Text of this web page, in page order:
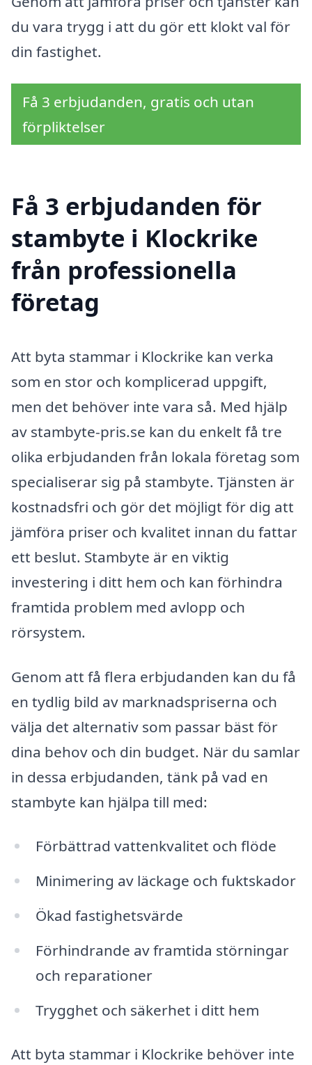
du vara trygg i att du gör ett klokt val för
din fastighet.
Få 3 erbjudanden, gratis och utan
förpliktelser
Få 3 erbjudanden för
stambyte i Klockrike
från professionella
företag
Att byta stammar i Klockrike kan verka
som en stor och komplicerad uppgift,
men det behöver inte vara så. Med hjälp
av stambyte-pris.se kan du enkelt få tre
olika erbjudanden från lokala företag som
specialiserar sig på stambyte. Tjänsten är
kostnadsfri och gör det möjligt för dig att
jämföra priser och kvalitet innan du fattar
ett beslut. Stambyte är en viktig
investering i ditt hem och kan förhindra
framtida problem med avlopp och
rörsystem.
Genom att få flera erbjudanden kan du få
en tydlig bild av marknadspriserna och
välja det alternativ som passar bäst för
dina behov och din budget. När du samlar
in dessa erbjudanden, tänk på vad en
stambyte kan hjälpa till med:
Förbättrad vattenkvalitet och flöde
Minimering av läckage och fuktskador
Ökad fastighetsvärde
Förhindrande av framtida störningar
och reparationer
Trygghet och säkerhet i ditt hem
Att byta stammar i Klockrike behöver inte